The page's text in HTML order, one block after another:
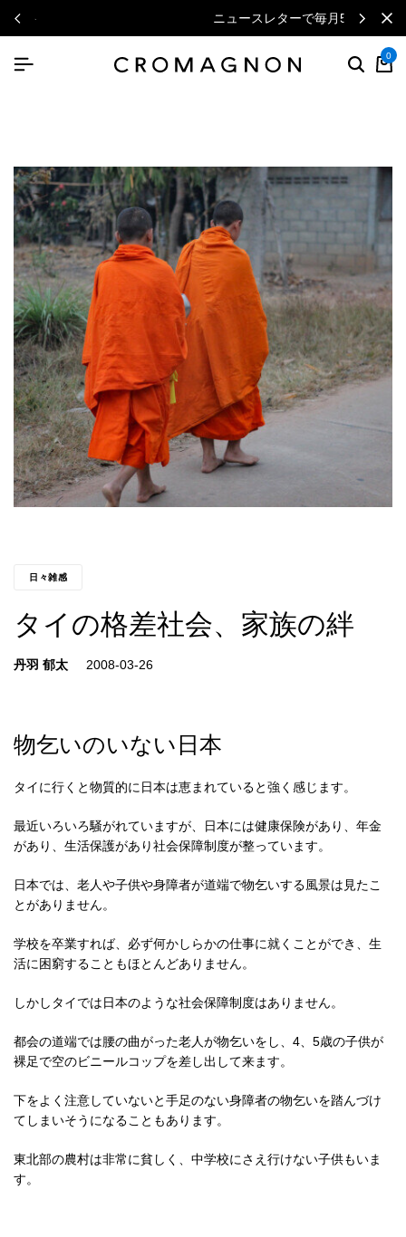
ニュースレターで毎月500円クーポン
0
日々雑感
タイの格差社会、家族の絆
丹羽 郁太
物乞いのいない日本
タイに行くと物質的に日本は恵まれていると強く感じます。
最近いろいろ騒がれていますが、日本には健康保険があり、年金
があり、生活保護があり社会保障制度が整っています。
日本では、老人や子供や身障者が道端で物乞いする風景は見たこ
とがありません。
学校を卒業すれば、必ず何かしらかの仕事に就くことができ、生
活に困窮することもほとんどありません。
しかしタイでは日本のような社会保障制度はありません。
都会の道端では腰の曲がった老人が物乞いをし、4、5歳の子供が
裸足で空のビニールコップを差し出して来ます。
下をよく注意していないと手足のない身障者の物乞いを踏んづけ
てしまいそうになることもあります。
東北部の農村は非常に貧しく、中学校にさえ行けない子供もいま
す。